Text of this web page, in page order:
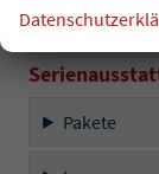
Sonstiges
Pakete